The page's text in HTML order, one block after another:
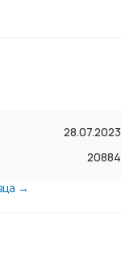
28.07.2023
20884
→